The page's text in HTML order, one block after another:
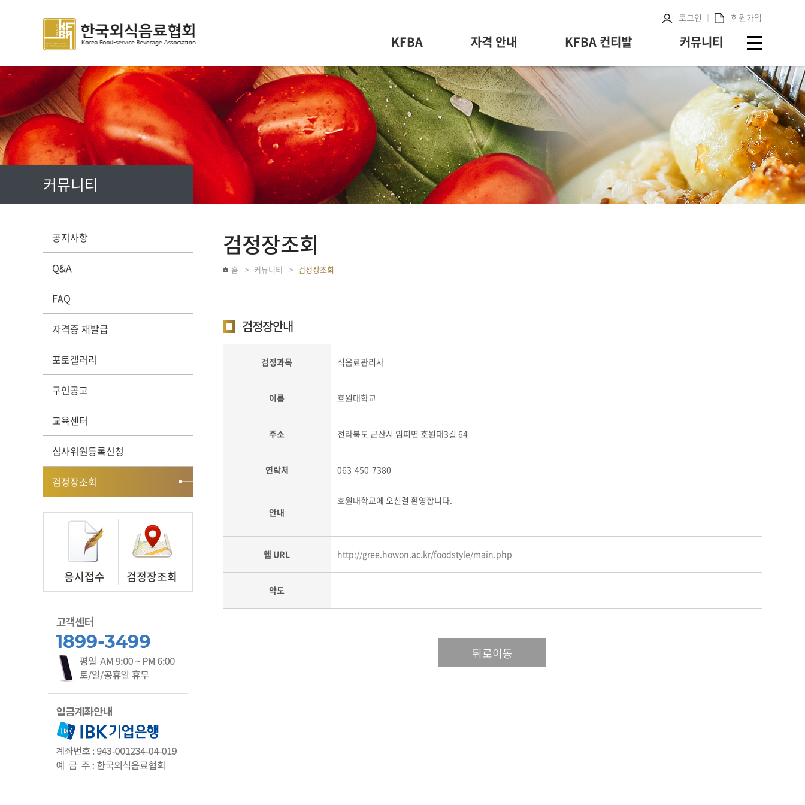
로그인 회원가입
KFBA 자격 안내 KFBA 컨티발 커뮤니티
커뮤니티
공지사항
Q&A
FAQ
자격증 재발급
포토갤러리
구인공고
교육센터
심사위원등록신청
검정장조회
응시접수 검정장조회
검정장조회
홈 커뮤니티 검정장조회
검정장안내
검정과목 식음료관리사
이름 호원대학교
주소 전라북도 군산시 임피면 호원대3길 64
연락처 063-450-7380
안내
호원대학교에 오신걸 환영합니다.
웹 URL http://gree.howon.ac.kr/foodstyle/main.php
약도
뒤로이동